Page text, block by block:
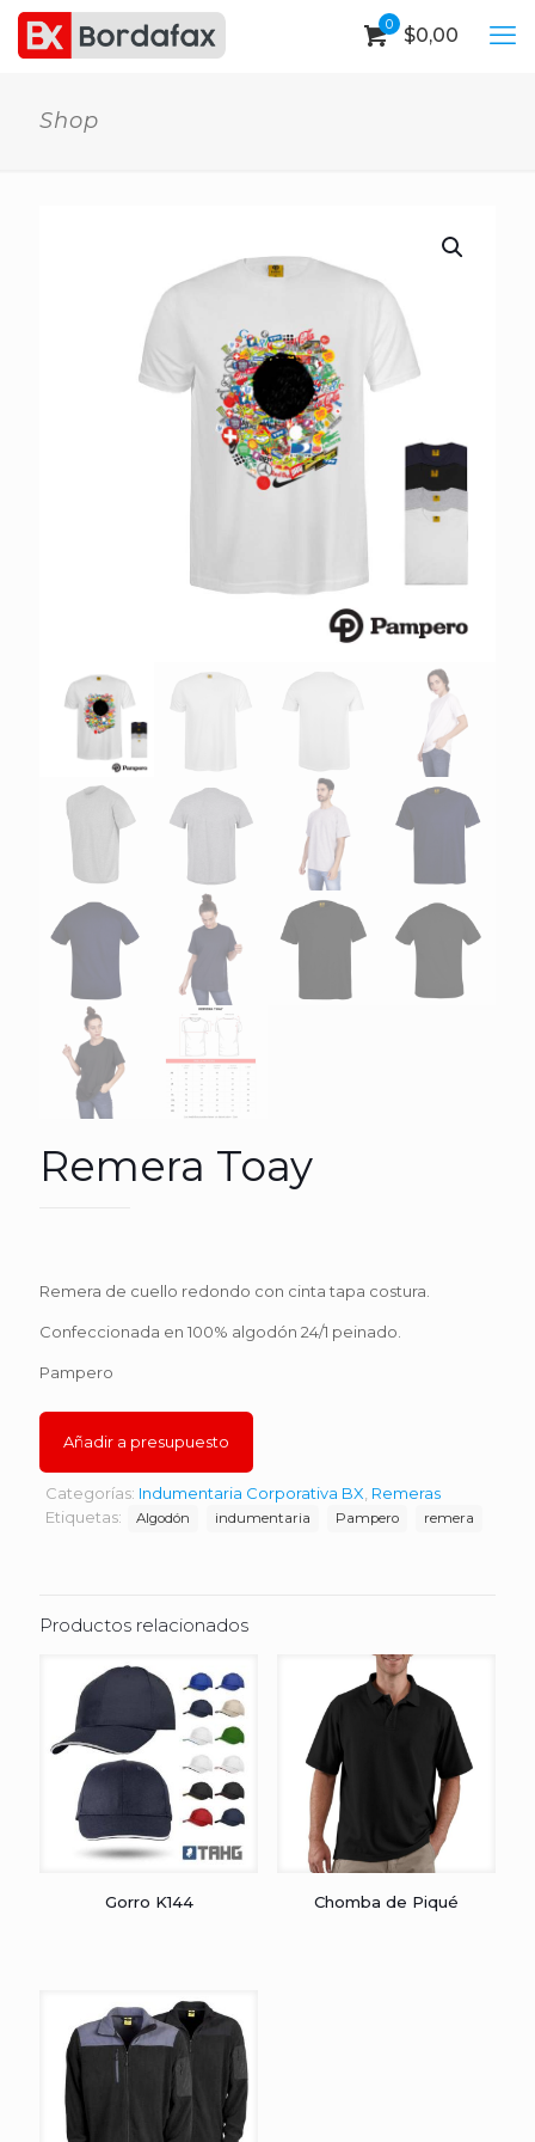
0 $0,00
Shop
Remera Toay
Remera de cuello redondo con cinta tapa costura.
Confeccionada en 100% algodón 24/1 peinado.
Pampero
Añadir a presupuesto
Categorías: Indumentaria Corporativa BX Remeras
Etiquetas:
Algodón indumentaria Pampero remera
Productos relacionados
Gorro K144 Chomba de Piqué